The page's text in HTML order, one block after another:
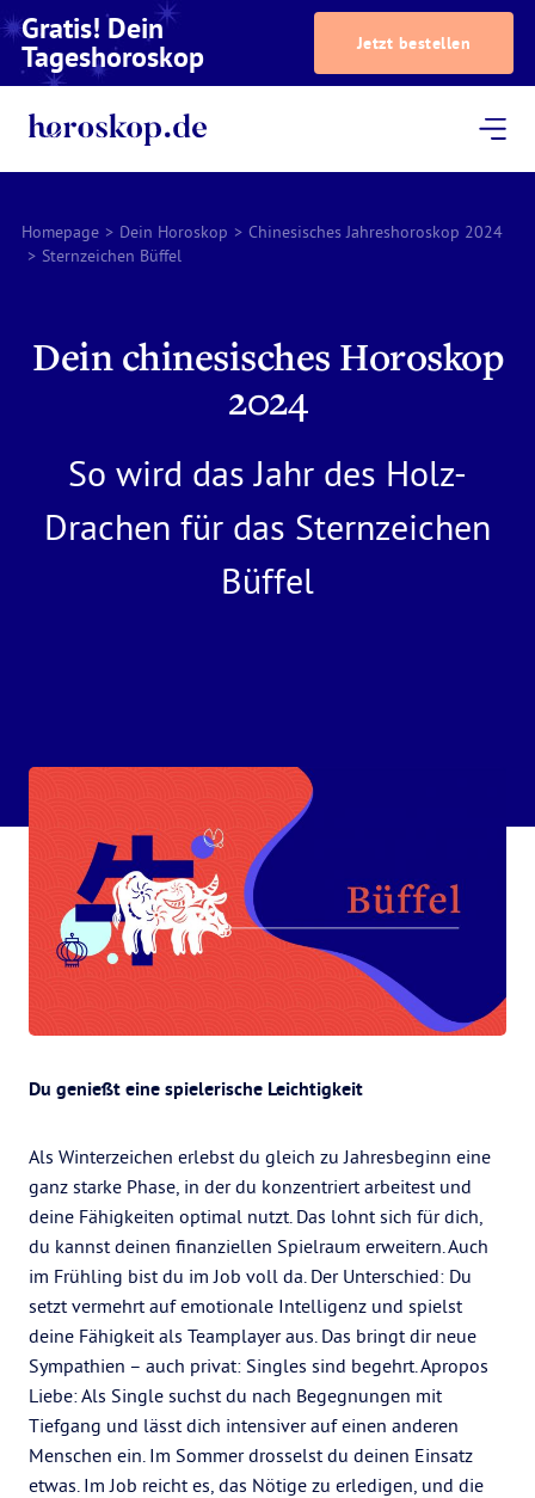
Gratis! Dein
Tageshoroskop Jetzt bestellen
Homepage > Dein Horoskop > Chinesisches Jahreshoroskop 2024
> Sternzeichen Büffel
Dein chinesisches Horoskop
2024
So wird das Jahr des Holz-
Drachen für das Sternzeichen
Büffel
Du genießt eine spielerische Leichtigkeit
Als Winterzeichen erlebst du gleich zu Jahresbeginn eine
ganz starke Phase, in der du konzentriert arbeitest und
deine Fähigkeiten optimal nutzt. Das lohnt sich für dich,
du kannst deinen finanziellen Spielraum erweitern. Auch
im Frühling bist du im Job voll da. Der Unterschied: Du
setzt vermehrt auf emotionale Intelligenz und spielst
deine Fähigkeit als Teamplayer aus. Das bringt dir neue
Sympathien – auch privat: Singles sind begehrt. Apropos
Liebe: Als Single suchst du nach Begegnungen mit
Tiefgang und lässt dich intensiver auf einen anderen
Menschen ein. Im Sommer drosselst du deinen Einsatz
etwas. Im Job reicht es, das Nötige zu erledigen, und die